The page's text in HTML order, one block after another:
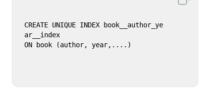
CREATE UNIQUE INDEX book__author_ye
ar__index